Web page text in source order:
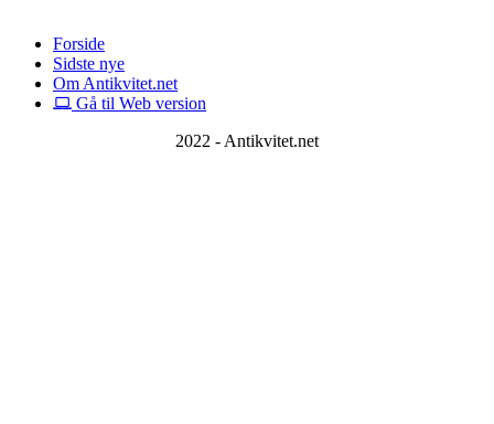
Forside
Sidste nye
Om Antikvitet.net
Gå til Web version
2022 - Antikvitet.net